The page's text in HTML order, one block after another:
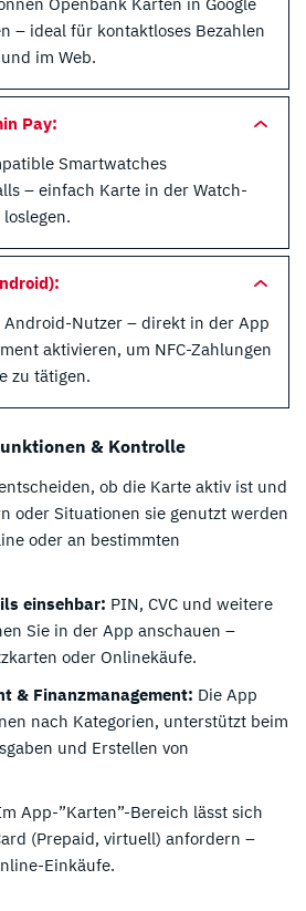
– ideal für kontaktloses Bezahlen
im Web.
Pay:
Smartwatches
– einfach Karte in der Watch-
Android-Nutzer – direkt in der App
aktivieren, um NFC-Zahlungen
zu tätigen.
& Kontrolle
ob die Karte aktiv ist und
oder Situationen sie genutzt werden
oder an bestimmten
einsehbar: PIN, CVC und weitere
Sie in der App anschauen –
oder Onlinekäufe.
& Finanzmanagement: Die App
nach Kategorien, unterstützt beim
und Erstellen von
App-”Karten”-Bereich lässt sich
(Prepaid, virtuell) anfordern –
Einkäufe.